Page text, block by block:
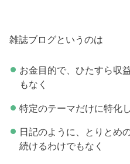
雑誌ブログというのは
お金目的で、ひたすら収
もなく
特定のテーマだけに特化
日記のように、とりとめ
続けるわけでもなく